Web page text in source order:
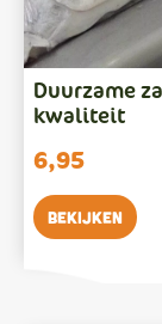
Duurzame
kwaliteit
6,95
Bekijken